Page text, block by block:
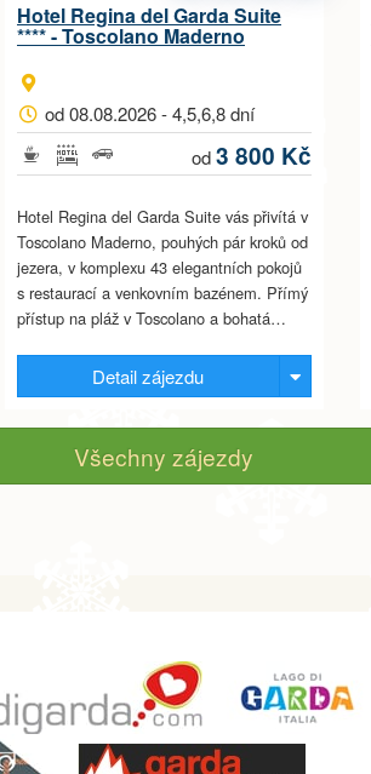
Hotel Regina del Garda Suite
**** - Toscolano Maderno
od 08.08.2026 - 4,5,6,8 dní
od3 800 Kč
Hotel Regina del Garda Suite vás přivítá v
Toscolano Maderno, pouhých pár kroků od
jezera, v komplexu 43 elegantních pokojů
s restaurací a venkovním bazénem. Přímý
přístup na pláž v Toscolano a bohatá…
Detail zájezdu
Všechny zájezdy